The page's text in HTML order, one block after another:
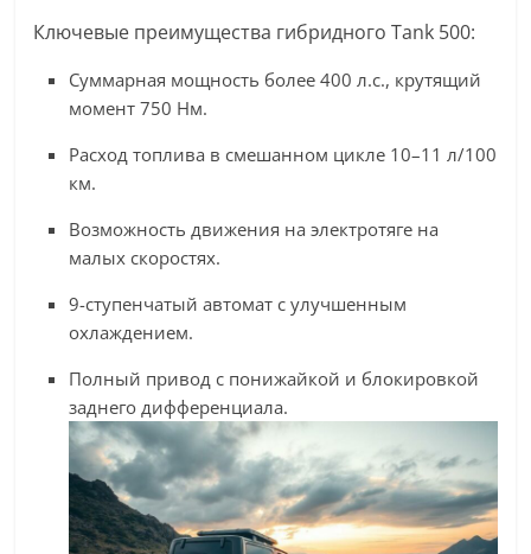
Ключевые преимущества гибридного Tank 500:
Суммарная мощность более 400 л.с., крутящий
момент 750 Нм.
Расход топлива в смешанном цикле 10–11 л/100
км.
Возможность движения на электротяге на
малых скоростях.
9-ступенчатый автомат с улучшенным
охлаждением.
Полный привод с понижайкой и блокировкой
заднего дифференциала.